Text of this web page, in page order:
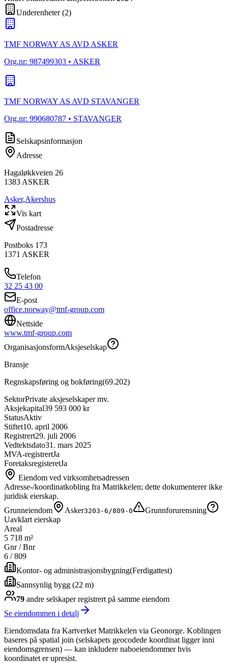
Underenheter(2)
TMF NORWAY AS AVD ASKER
Org.nr: 987499303 • ASKER
TMF NORWAY AS AVD STAVANGER
Org.nr: 990680787 • STAVANGER
Selskapsinformasjon
Adresse
Hagaløkkveien 26
1383 ASKER
Asker,Akershus
Vis kart
Postadresse
Postboks 173
1371 ASKER
Telefon
32 25 43 00
E-post
office.norway@tmf-group.com
Nettside
www.tmf-group.com
OrganisasjonsformAksjeselskap
Bransje
Regnskapsføring og bokføring(69.202)
SektorPrivate aksjeselskaper mv.
Aksjekapital39 593 000 kr
StatusAktiv
Stiftet10. april 2006
Registrert29. juli 2006
Vedtektsdato31. mars 2025
MVA-registrertJa
ForetaksregisteretJa
Eiendom ved virksomhetsadressen
Adresse-/koordinatkobling fra Matrikkelen; dette dokumenterer ikke
juridisk eierskap.
Grunneiendom
Asker3203-6/809-0
Grunnforurensning
Uavklart eierskap
Areal
5 718 m²
Gnr / Bnr
6 /809
Kontor- og administrasjonsbygning(Ferdigattest)
Sannsynlig bygg (22 m)
79 andre selskaperregistrert på samme eiendom
Se eiendommen i detalj
Eiendomsdata fra Kartverket Matrikkelen via Geonorge. Koblingen
baseres på spatial join (selskapets geocodede koordinat ligger inni
eiendomsgrensen) — kan inkludere naboeiendommer hvis
koordinatet er upresist.